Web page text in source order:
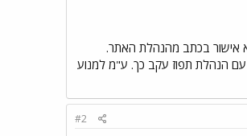
אישור בכתב מהנהלת האתר.
עם הנהלת תפוז עקב כך. ע"מ למנוע
#2